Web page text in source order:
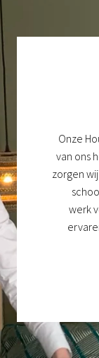
Onze
van ons
zorgen
werk